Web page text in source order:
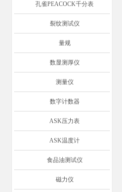
孔雀PEACOCK千分表
裂纹测试仪
量规
数显测厚仪
测量仪
数字计数器
ASK压力表
ASK温度计
食品油测试仪
磁力仪